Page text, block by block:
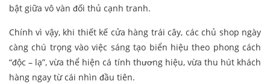
bật giữa vô vàn đối thủ cạnh tranh.
Chính vì vậy, khi thiết kế cửa hàng trái cây, các chủ shop ngày
càng chú trọng vào việc sáng tạo biển hiệu theo phong cách
“độc – lạ”, vừa thể hiện cá tính thương hiệu, vừa thu hút khách
hàng ngay từ cái nhìn đầu tiên.